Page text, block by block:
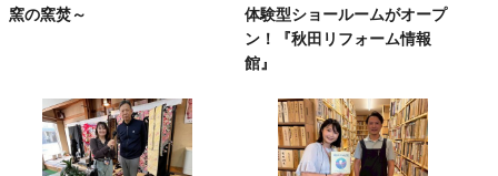
窯の窯焚～
体験型ショールームがオープ
ン！『秋田リフォーム情報
館』